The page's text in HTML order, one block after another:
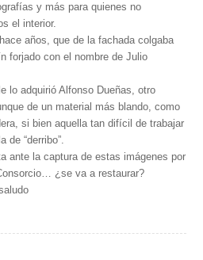
y más para quienes no
el interior.
años, que de la fachada colgaba
forjado con el nombre de Julio
lo adquirió Alfonso Dueñas, otro
de un material más blando, como
si bien aquella tan difícil de trabajar
de “derribo”.
ante la captura de estas imágenes por
¿se va a restaurar?